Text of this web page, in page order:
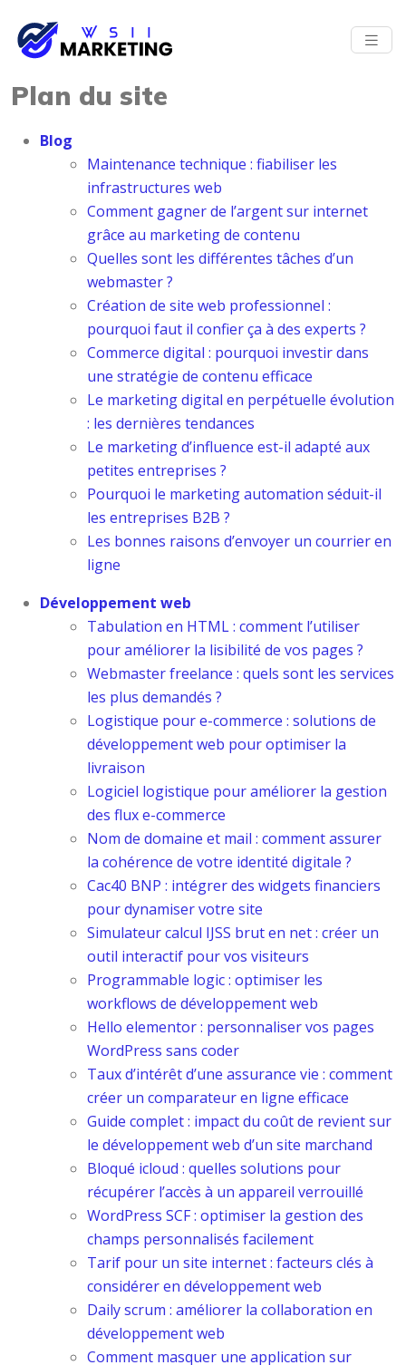
Plan du site
Blog
Maintenance technique : fiabiliser les
infrastructures web
Comment gagner de l’argent sur internet
grâce au marketing de contenu
Quelles sont les différentes tâches d’un
webmaster ?
Création de site web professionnel :
pourquoi faut il confier ça à des experts ?
Commerce digital : pourquoi investir dans
une stratégie de contenu efficace
Le marketing digital en perpétuelle évolution
: les dernières tendances
Le marketing d’influence est-il adapté aux
petites entreprises ?
Pourquoi le marketing automation séduit-il
les entreprises B2B ?
Les bonnes raisons d’envoyer un courrier en
ligne
Développement web
Tabulation en HTML : comment l’utiliser
pour améliorer la lisibilité de vos pages ?
Webmaster freelance : quels sont les services
les plus demandés ?
Logistique pour e-commerce : solutions de
développement web pour optimiser la
livraison
Logiciel logistique pour améliorer la gestion
des flux e-commerce
Nom de domaine et mail : comment assurer
la cohérence de votre identité digitale ?
Cac40 BNP : intégrer des widgets financiers
pour dynamiser votre site
Simulateur calcul IJSS brut en net : créer un
outil interactif pour vos visiteurs
Programmable logic : optimiser les
workflows de développement web
Hello elementor : personnaliser vos pages
WordPress sans coder
Taux d’intérêt d’une assurance vie : comment
créer un comparateur en ligne efficace
Guide complet : impact du coût de revient sur
le développement web d’un site marchand
Bloqué icloud : quelles solutions pour
récupérer l’accès à un appareil verrouillé
WordPress SCF : optimiser la gestion des
champs personnalisés facilement
Tarif pour un site internet : facteurs clés à
considérer en développement web
Daily scrum : améliorer la collaboration en
développement web
Comment masquer une application sur